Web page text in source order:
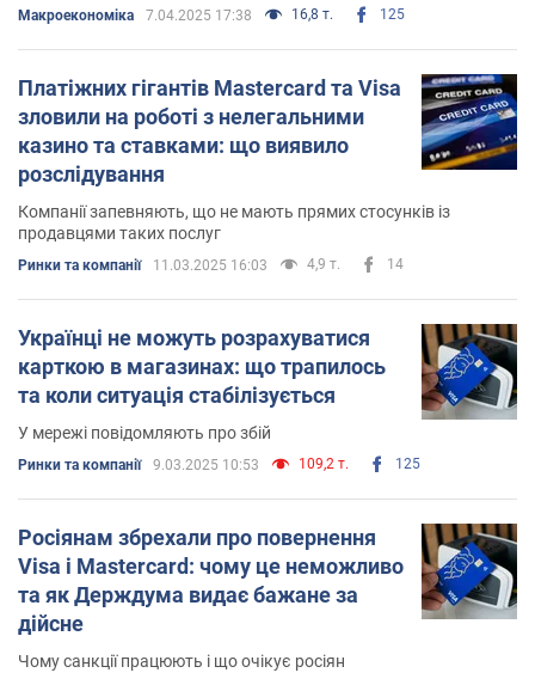
Mакроекономіка 7.04.2025 17:38 16,8 т. 125
Платіжних гігантів Mastercard та Visa
зловили на роботі з нелегальними
казино та ставками: що виявило
розслідування
Компанії запевняють, що не мають прямих стосунків із
продавцями таких послуг
Ринки та компанії 11.03.2025 16:03 4,9 т. 14
Українці не можуть розрахуватися
карткою в магазинах: що трапилось
та коли ситуація стабілізується
У мережі повідомляють про збій
Ринки та компанії 9.03.2025 10:53 109,2 т. 125
Росіянам збрехали про повернення
Visa і Mastercard: чому це неможливо
та як Держдума видає бажане за
дійсне
Чому санкції працюють і що очікує росіян